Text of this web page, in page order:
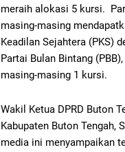
meraih alokasi 5 kursi.
masing-masing
Keadilan Sejahtera (PKS)
Partai Bulan Bintang
masing-masing 1 kursi.
Wakil Ketua DPRD Buton
Kabupaten Buton Tengah,
media ini menyampaikan